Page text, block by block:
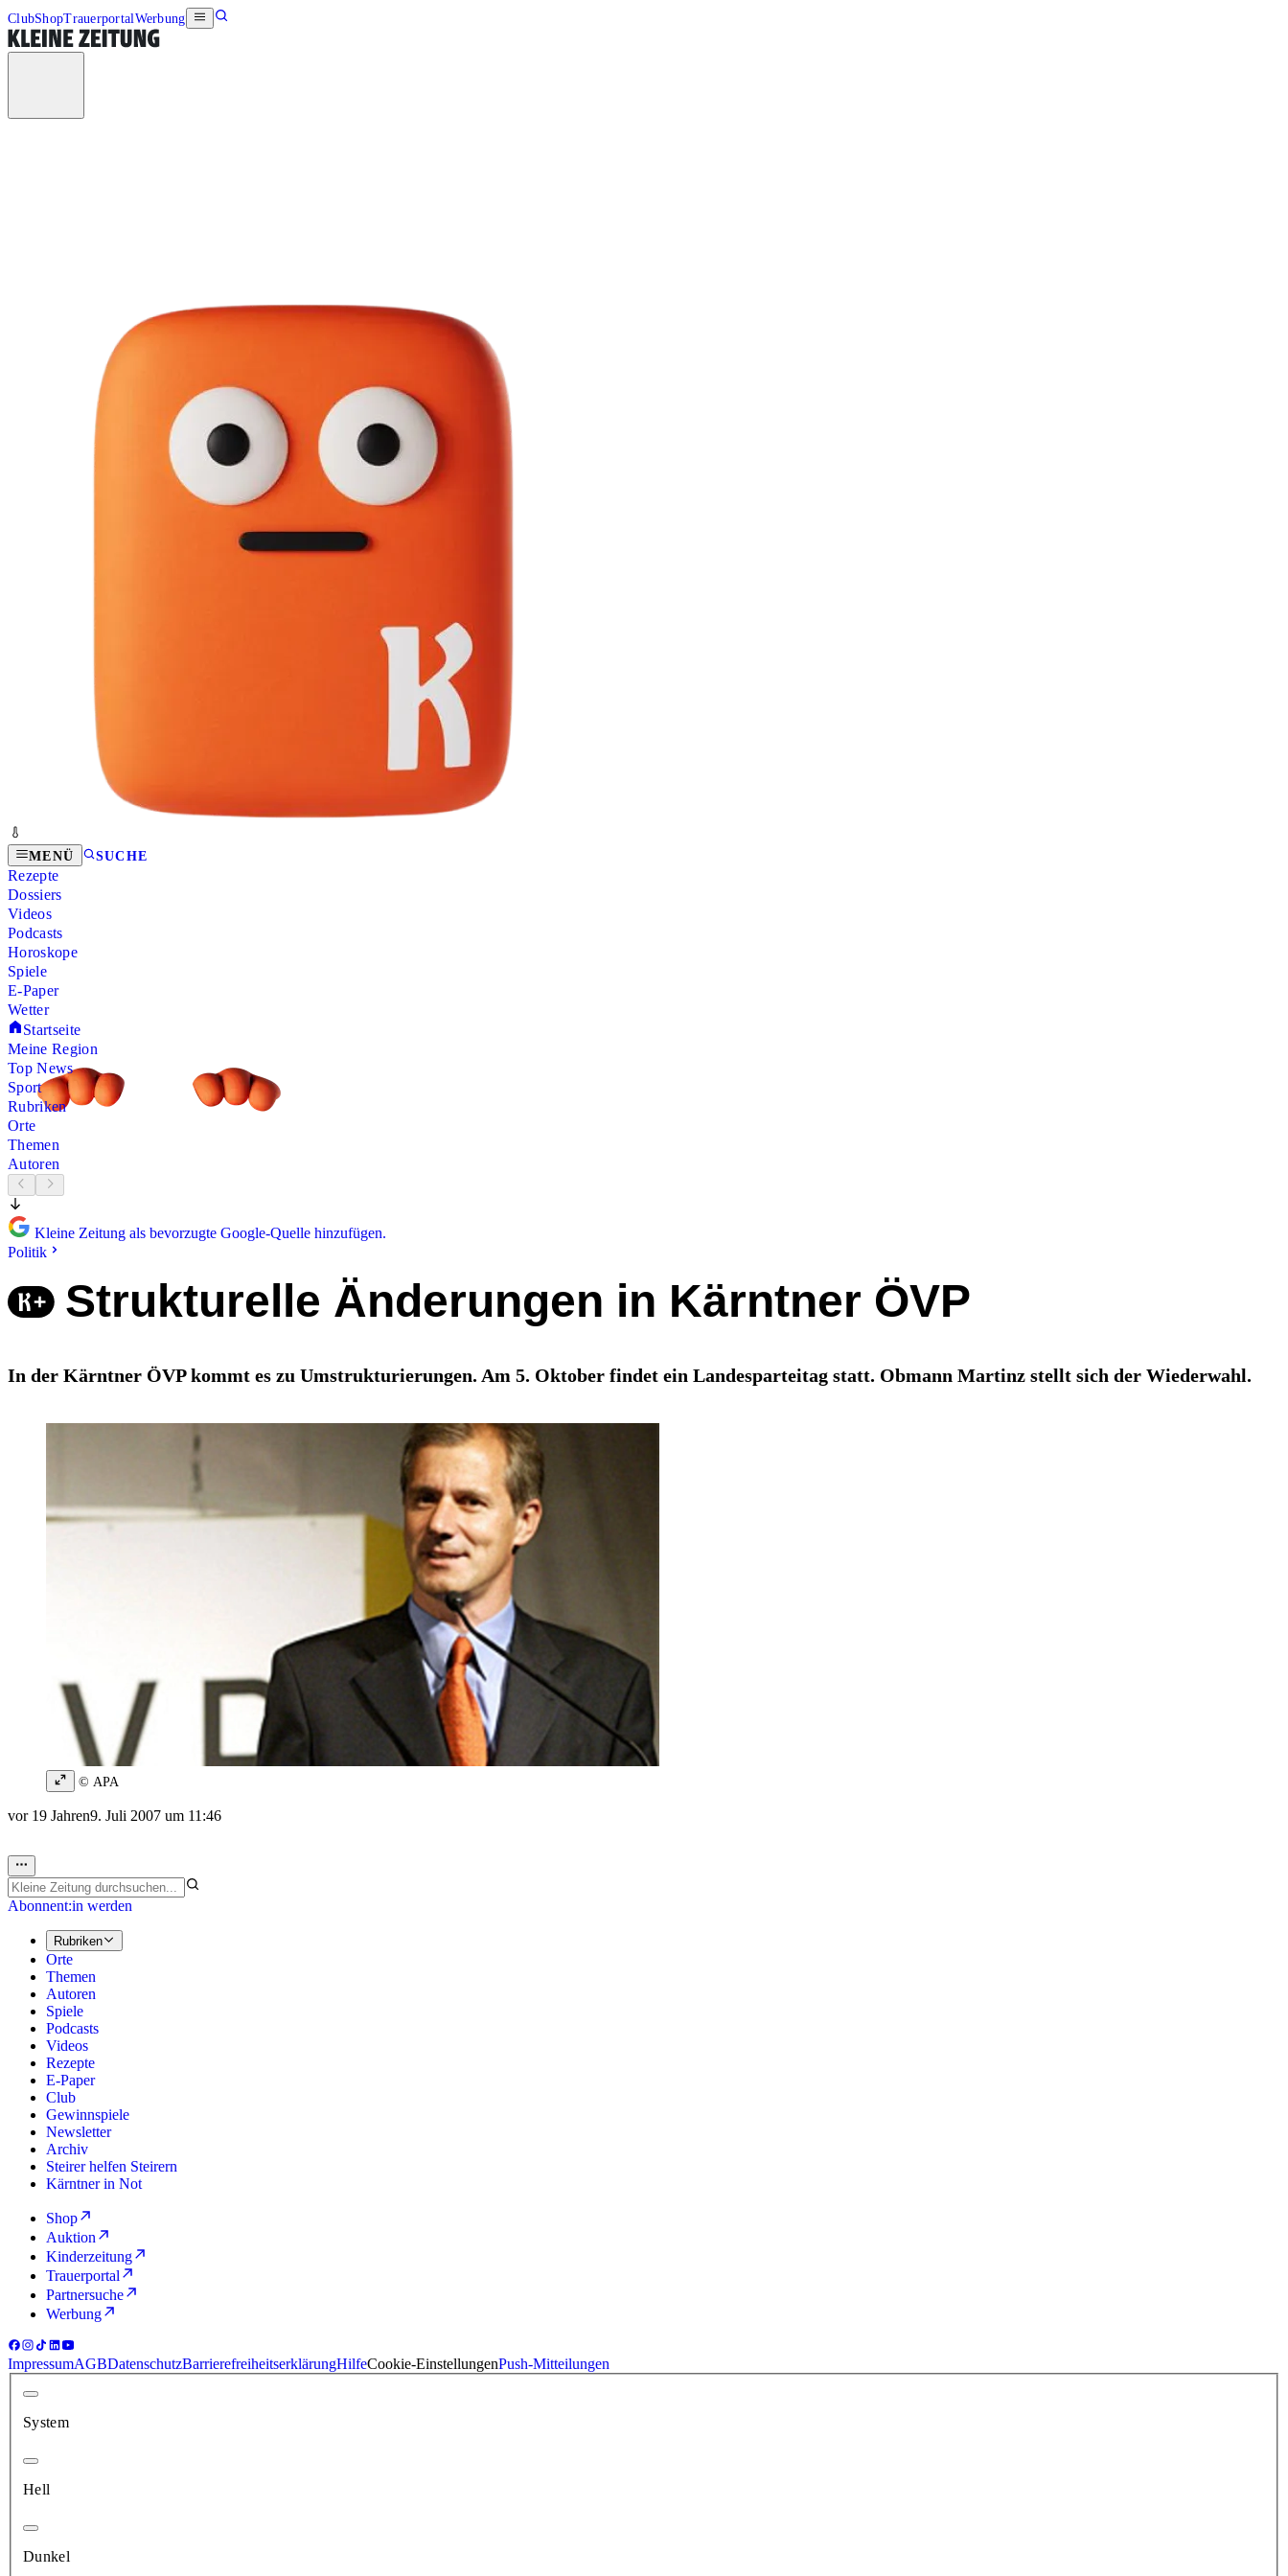
ClubShopTrauerportalWerbung
MENÜ SUCHE
Rezepte
Dossiers
Videos
Podcasts
Horoskope
Spiele
E-Paper
Wetter
Startseite
Meine Region
Top News
Sport
Rubriken
Orte
Themen
Autoren
Kleine Zeitung als bevorzugte Google-Quelle hinzufügen.
Politik
Strukturelle Änderungen in Kärntner ÖVP
In der Kärntner ÖVP kommt es zu Umstrukturierungen. Am 5. Oktober findet ein Landesparteitag statt. Obmann Martinz stellt sich der Wiederwahl.
© APA
vor 19 Jahren9. Juli 2007 um 11:46
Abonnent:in werden
Rubriken
Orte
Themen
Autoren
Spiele
Podcasts
Videos
Rezepte
E-Paper
Club
Gewinnspiele
Newsletter
Archiv
Steirer helfen Steirern
Kärntner in Not
Shop
Auktion
Kinderzeitung
Trauerportal
Partnersuche
Werbung
ImpressumAGBDatenschutzBarrierefreiheitserklärungHilfeCookie-EinstellungenPush-Mitteilungen
System
Hell
Dunkel